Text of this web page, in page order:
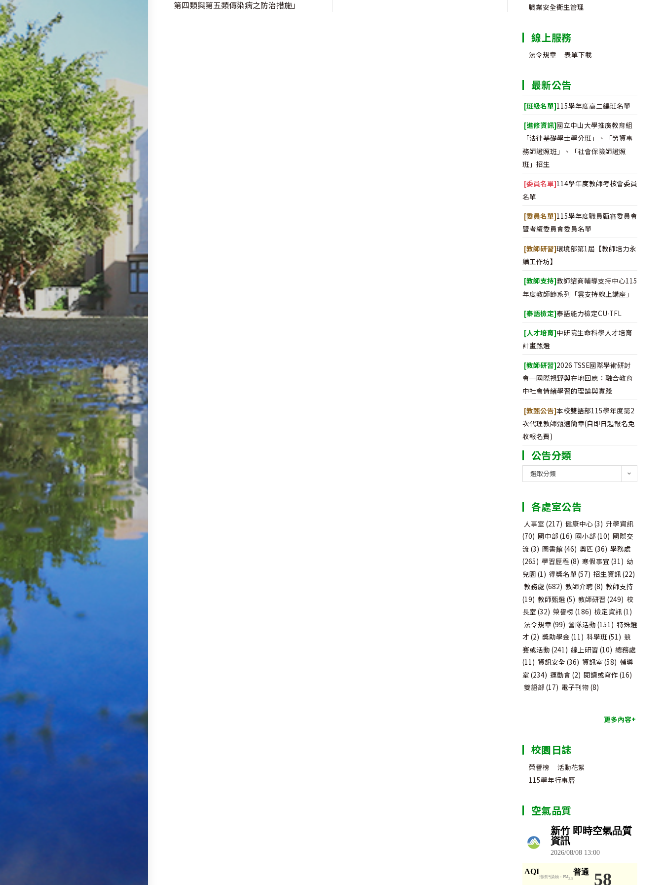
articles
第四類與第五類傳染病之防治措施」 職業安全衛生管理
線上服務
法令規章 表單下載
最新公告
[班級名單]115學年度高二編班名單
[進修資訊]國立中山大學推廣教育組
「法律基礎學士學分班」、「勞資事
務師證照班」、「社會保險師證照
班」招生
[委員名單]114學年度教師考核會委員
名單
[委員名單]115學年度職員甄審委員會
暨考績委員會委員名單
[教師研習]環境部第1屆【教師培力永
續工作坊】
[教師支持]教師諮商輔導支持中心115
年度教師節系列「雲支持線上講座」
[泰語檢定]泰語能力檢定CU-TFL
[人才培育]中研院生命科學人才培育
計畫甄選
[教師研習]2026 TSSE國際學術研討
會─國際視野與在地回應：融合教育
中社會情緒學習的理論與實踐
[教甄公告]本校雙語部115學年度第2
次代理教師甄選簡章(自即日起報名免
收報名費)
公告分類
告
類
選取分類
各處室公告
人事室 (217) 健康中心(3) 升學資訊
(70) 國中部 (16) 國小部 (10) 國際交
流 (3) 圖書館 (46) 奧匹 (36) 學務處
(265) 學習歷程 (8) 寒假事宜 (31) 幼
兒園 (1) 得獎名單 (57) 招生資訊(22)
教務處 (682) 教師介聘(8) 教師支持
(19) 教師甄選 (5) 教師研習 (249) 校
長室 (32) 榮譽榜 (186) 檢定資訊(1)
法令規章 (99) 營隊活動 (151) 特殊選
才 (2) 獎助學金 (11) 科學班(51) 競
賽或活動 (241) 線上研習 (10) 總務處
(11) 資訊安全 (36) 資訊室 (58) 輔導
室 (234) 運動會 (2) 閱讀或寫作 (16)
雙語部 (17) 電子刊物 (8)
更多內容+
校園日誌
榮譽榜
活動花絮
115學年行事曆
空氣品質